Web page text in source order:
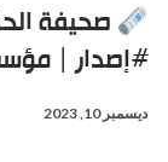
#إصدار |
ديسمبر 10, 2023